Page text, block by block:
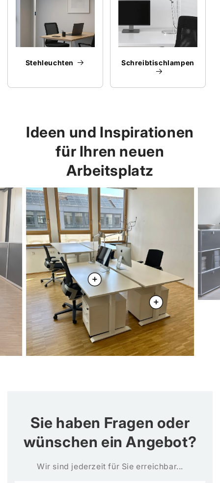
Stehleuchten Schreibtischlampen
Ideen und Inspirationen
für Ihren neuen
Arbeitsplatz
Sie haben Fragen oder
wünschen ein Angebot?
Wir sind jederzeit für Sie erreichbar...